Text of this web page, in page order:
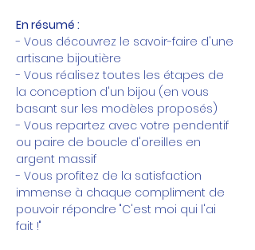
En résumé :
- Vous découvrez le savoir-faire d'une
artisane bijoutière
- Vous réalisez toutes les étapes de
la conception d'un bijou (en vous
basant sur les modèles proposés)
- Vous repartez avec votre pendentif
ou paire de boucle d'oreilles en
argent massif
- Vous profitez de la satisfaction
immense à chaque compliment de
pouvoir répondre "C'est moi qui l'ai
fait !"